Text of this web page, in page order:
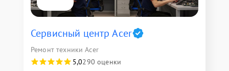
Сервисный центр Acer
Ремонт техники Acer
5,0290 оценки